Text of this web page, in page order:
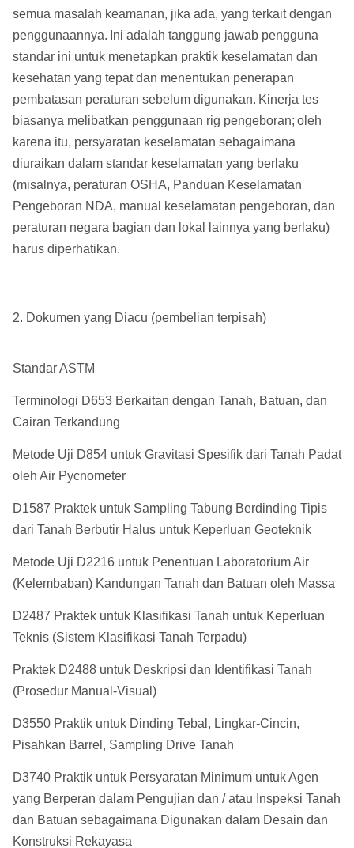
semua masalah keamanan, jika ada, yang terkait dengan
penggunaannya. Ini adalah tanggung jawab pengguna
standar ini untuk menetapkan praktik keselamatan dan
kesehatan yang tepat dan menentukan penerapan
pembatasan peraturan sebelum digunakan. Kinerja tes
biasanya melibatkan penggunaan rig pengeboran; oleh
karena itu, persyaratan keselamatan sebagaimana
diuraikan dalam standar keselamatan yang berlaku
(misalnya, peraturan OSHA, Panduan Keselamatan
Pengeboran NDA, manual keselamatan pengeboran, dan
peraturan negara bagian dan lokal lainnya yang berlaku)
harus diperhatikan.
2. Dokumen yang Diacu (pembelian terpisah)
Standar ASTM
Terminologi D653 Berkaitan dengan Tanah, Batuan, dan
Cairan Terkandung
Metode Uji D854 untuk Gravitasi Spesifik dari Tanah Padat
oleh Air Pycnometer
D1587 Praktek untuk Sampling Tabung Berdinding Tipis
dari Tanah Berbutir Halus untuk Keperluan Geoteknik
Metode Uji D2216 untuk Penentuan Laboratorium Air
(Kelembaban) Kandungan Tanah dan Batuan oleh Massa
D2487 Praktek untuk Klasifikasi Tanah untuk Keperluan
Teknis (Sistem Klasifikasi Tanah Terpadu)
Praktek D2488 untuk Deskripsi dan Identifikasi Tanah
(Prosedur Manual-Visual)
D3550 Praktik untuk Dinding Tebal, Lingkar-Cincin,
Pisahkan Barrel, Sampling Drive Tanah
D3740 Praktik untuk Persyaratan Minimum untuk Agen
yang Berperan dalam Pengujian dan / atau Inspeksi Tanah
dan Batuan sebagaimana Digunakan dalam Desain dan
Konstruksi Rekayasa